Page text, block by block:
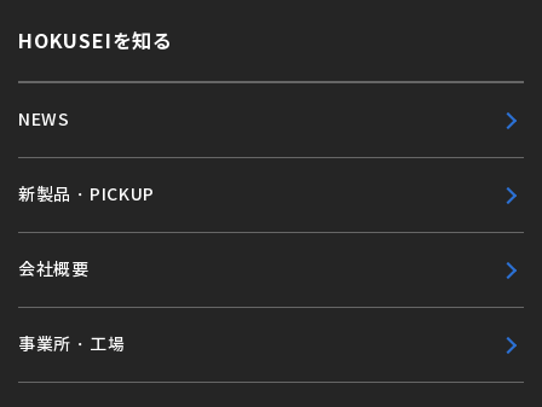
HOKUSEIを知る
NEWS
新製品・PICKUP
会社概要
事業所・工場